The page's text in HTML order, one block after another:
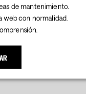
GAS SB-150 PRO
SABER MÁS
de mantenimiento.
web con normalidad.